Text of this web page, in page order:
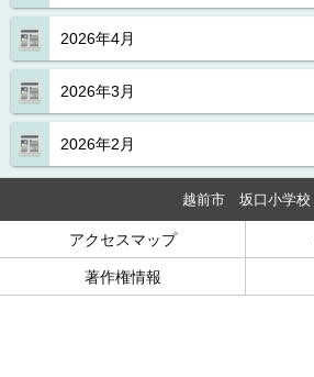
2026年4月
2026年3月
2026年2月
越前市 坂口小学校
アクセスマップ
著作権情報